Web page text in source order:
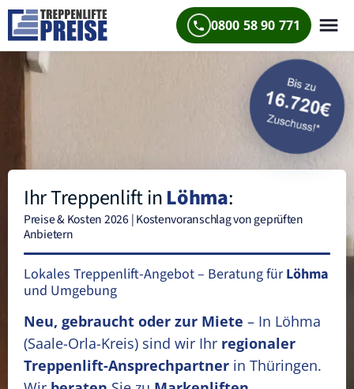
0800 58 90 771
Ihr Treppenlift inLöhma:
Preise & Kosten 2026 | Kostenvoranschlag von geprüften
Anbietern
Lokales Treppenlift-Angebot – Beratung fürLöhma
und Umgebung
Neu, gebraucht oder zur Miete – In Löhma
(Saale-Orla-Kreis) sind wir Ihr regionaler
Treppenlift-Ansprechpartner in Thüringen.